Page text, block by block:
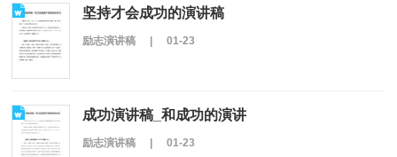
坚持才会成功的演讲稿
励志演讲稿 01-23
成功演讲稿_和成功的演讲
励志演讲稿 01-23